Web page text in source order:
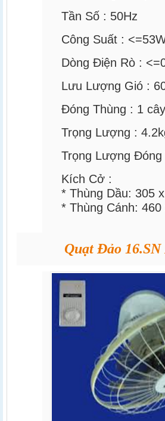
Tần Số : 50Hz
Công Suất :
Dòng Điện Rò :
Lưu Lượng Gió :
Đóng Thùng : 1
Trọng Lượng :
Trọng Lượng Đóng
Kích Cở :
* Thùng Dầu: 305
* Thùng Cánh: 460
Quạt Đảo